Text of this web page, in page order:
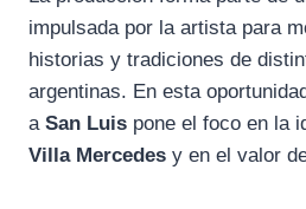
impulsada por la artista para
historias y tradiciones de
argentinas. En esta
a San Luis pone el foco en la
Villa Mercedes y en el valor